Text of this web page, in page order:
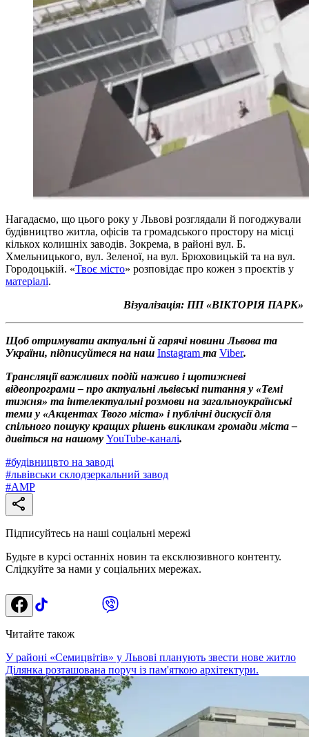
Нагадаємо, що цього року у Львові розглядали й погоджували
будівництво житла, офісів та громадського простору на місці
кількох колишніх заводів. Зокрема, в районі вул. Б.
Хмельницького, вул. Зеленої, на вул. Брюховицькій та на вул.
Городоцькій. «Твоє місто» розповідає про кожен з проєктів у
матеріалі.
Візуалізація: ПП «ВІКТОРІЯ ПАРК»
Щоб отримувати актуальні й гарячі новини Львова та
України, підписуйтеся на наш Instagram та Viber.
Трансляції важливих подій наживо і щотижневі
відеопрограми – про актуальні львівські питання у «Темі
тижня» та інтелектуальні розмови на загальноукраїнські
теми у «Акцентах Твого міста» і публічні дискусії для
спільного пошуку кращих рішень викликам громади міста –
дивіться на нашому YouTube-каналі.
#будівницвто на заводі
#львівськи склодзеркальний завод
#АМР
Підписуйтесь на наші соціальні мережі
Будьте в курсі останніх новин та ексклюзивного контенту.
Слідкуйте за нами у соціальних мережах.
Читайте також
У районі «Семицвітів» у Львові планують звести нове житло
Ділянка розташована поруч із пам'яткою архітектури.